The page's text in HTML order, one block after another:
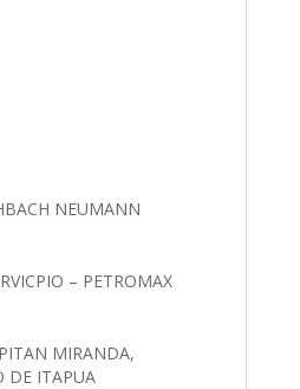
NEUMANN
– PETROMAX
MIRANDA,
DE ITAPUA